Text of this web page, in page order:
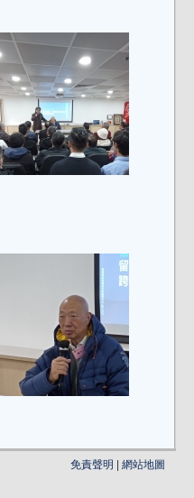
免責聲明 網站地圖